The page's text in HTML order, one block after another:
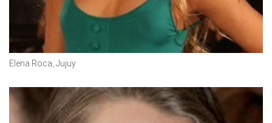
Elena Roca, Jujuy